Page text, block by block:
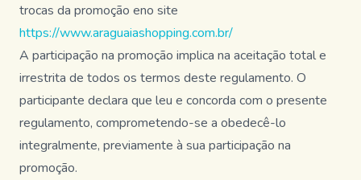
trocas da promoção eno site
https://www.araguaiashopping.com.br/
A participação na promoção implica na aceitação total e
irrestrita de todos os termos deste regulamento. O
participante declara que leu e concorda com o presente
regulamento, comprometendo-se a obedecê-lo
integralmente, previamente à sua participação na
promoção.